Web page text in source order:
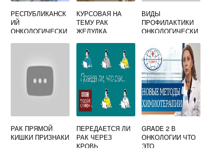
РЕСПУБЛИКАНСК
ИЙ
ОНКОЛОГИЧЕСКИ
КУРСОВАЯ НА
ТЕМУ РАК
ЖЕЛУДКА
ВИДЫ
ПРОФИЛАКТИКИ
ОНКОЛОГИЧЕСКИ
РАК ПРЯМОЙ
КИШКИ ПРИЗНАКИ
ПЕРЕДАЕТСЯ ЛИ
РАК ЧЕРЕЗ
КРОВЬ
GRADE 2 В
ОНКОЛОГИИ ЧТО
ЭТО